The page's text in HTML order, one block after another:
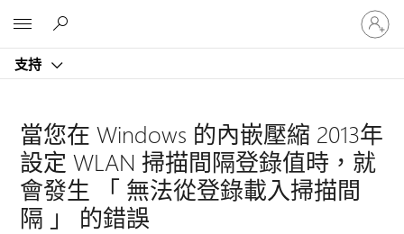
支持
登
入
您
當您在 Windows 的內嵌壓縮 2013年
設定 WLAN 掃描間隔登錄值時，就
會發生 「 無法從登錄載入掃描間
隔 」 的錯誤